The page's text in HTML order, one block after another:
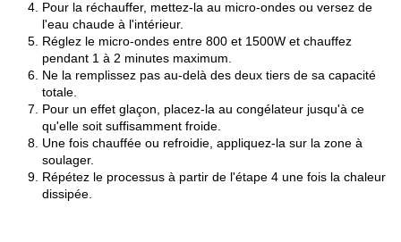
Pour la réchauffer, mettez-la au micro-ondes ou versez de
l'eau chaude à l'intérieur.
Réglez le micro-ondes entre 800 et 1500W et chauffez
pendant 1 à 2 minutes maximum.
Ne la remplissez pas au-delà des deux tiers de sa capacité
totale.
Pour un effet glaçon, placez-la au congélateur jusqu'à ce
qu'elle soit suffisamment froide.
Une fois chauffée ou refroidie, appliquez-la sur la zone à
soulager.
Répétez le processus à partir de l'étape 4 une fois la chaleur
dissipée.